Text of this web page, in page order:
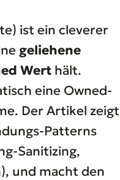
ist ein cleverer
geliehene
Wert hält.
eine Owned-
Der Artikel zeigt
Patterns
Sanitizing,
und macht den